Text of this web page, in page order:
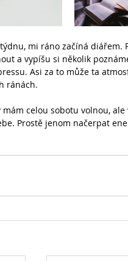
mi ráno začíná diářem.
a vypíšu si několik
Asi za to může ta
ránách.
mám celou sobotu volnou,
Prostě jenom načerpat